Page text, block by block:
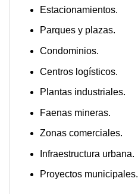
Estacionamientos.
Parques y plazas.
Condominios.
Centros logísticos.
Plantas industriales.
Faenas mineras.
Zonas comerciales.
Infraestructura urbana.
Proyectos municipales.